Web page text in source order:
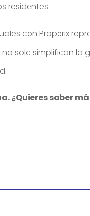
residentes.
con Properix
solo simplifican la
¿Quieres saber